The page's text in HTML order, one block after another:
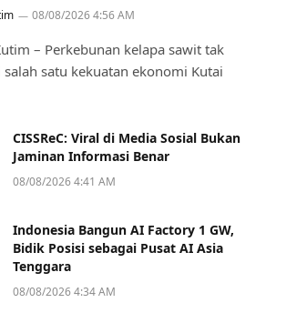
08/08/2026 4:56 AM
– Perkebunan kelapa sawit tak
satu kekuatan ekonomi Kutai
CISSReC: Viral di Media Sosial Bukan
Jaminan Informasi Benar
08/08/2026 4:41 AM
Indonesia Bangun AI Factory 1 GW,
Bidik Posisi sebagai Pusat AI Asia
Tenggara
08/08/2026 4:34 AM